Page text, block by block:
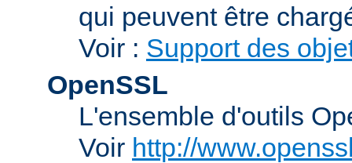
qui peuvent être
Voir : Support des
OpenSSL
L'ensemble d'outils
Voir http://